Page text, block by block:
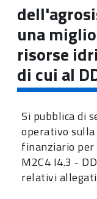
una
risorse
di cui al
Si pubblica di
operativo
finanziario per
M2C4 I4.3 -
relativi